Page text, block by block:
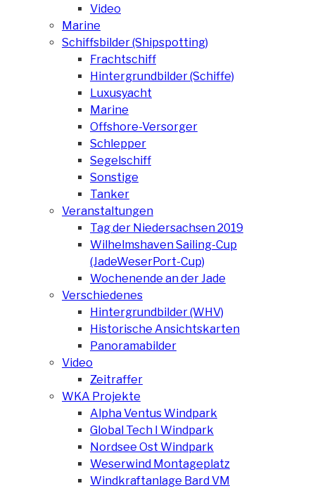
Video
Marine
Schiffsbilder (Shipspotting)
Frachtschiff
Hintergrundbilder (Schiffe)
Luxusyacht
Marine
Offshore-Versorger
Schlepper
Segelschiff
Sonstige
Tanker
Veranstaltungen
Tag der Niedersachsen 2019
Wilhelmshaven Sailing-Cup
(JadeWeserPort-Cup)
Wochenende an der Jade
Verschiedenes
Hintergrundbilder (WHV)
Historische Ansichtskarten
Panoramabilder
Video
Zeitraffer
WKA Projekte
Alpha Ventus Windpark
Global Tech I Windpark
Nordsee Ost Windpark
Weserwind Montageplatz
Windkraftanlage Bard VM